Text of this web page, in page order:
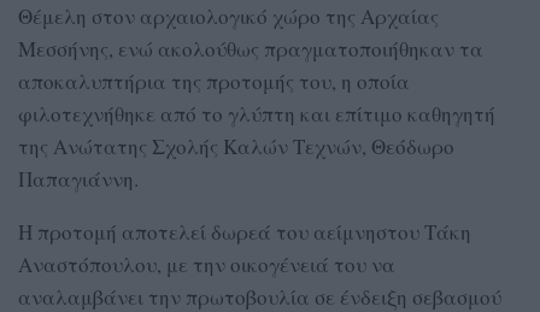
Θέμελη στον αρχαιολογικό χώρο της Αρχαίας
Μεσσήνης, ενώ ακολούθως πραγματοποιήθηκαν τα
αποκαλυπτήρια της προτομής του, η οποία
φιλοτεχνήθηκε από το γλύπτη και επίτιμο καθηγητή
της Ανώτατης Σχολής Καλών Τεχνών, Θεόδωρο
Παπαγιάννη.
Η προτομή αποτελεί δωρεά του αείμνηστου Τάκη
Αναστόπουλου, με την οικογένειά του να
αναλαμβάνει την πρωτοβουλία σε ένδειξη σεβασμού